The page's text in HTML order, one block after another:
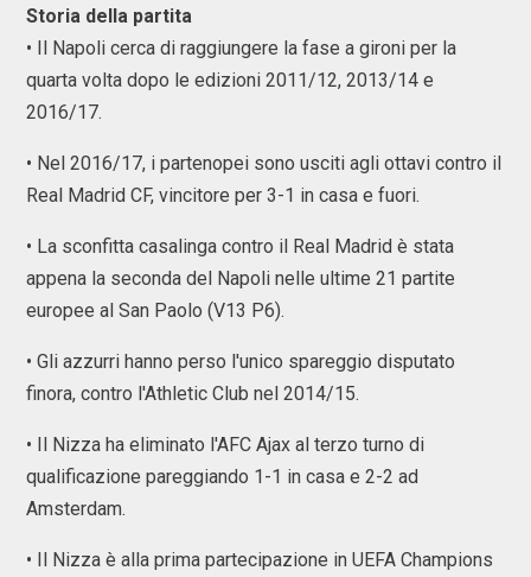
Storia della partita
• Il Napoli cerca di raggiungere la fase a gironi per la
quarta volta dopo le edizioni 2011/12, 2013/14 e
2016/17.
• Nel 2016/17, i partenopei sono usciti agli ottavi contro il
Real Madrid CF, vincitore per 3-1 in casa e fuori.
• La sconfitta casalinga contro il Real Madrid è stata
appena la seconda del Napoli nelle ultime 21 partite
europee al San Paolo (V13 P6).
• Gli azzurri hanno perso l'unico spareggio disputato
finora, contro l'Athletic Club nel 2014/15.
• Il Nizza ha eliminato l'AFC Ajax al terzo turno di
qualificazione pareggiando 1-1 in casa e 2-2 ad
Amsterdam.
• Il Nizza è alla prima partecipazione in UEFA Champions